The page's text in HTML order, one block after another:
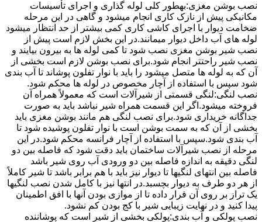
نصب بوشن مغزی:بهطور کلی لوله گذاری و اجرای تأسیسات
مکانیکی پیش از نازک کاری انجام میشود و گاهی در این مرحله
ضخامت دیوار با اجرای کاشی کاری کمی بیشتر از حد انتظار میشود
لوله های آب داخل دیوار میمانند.در این بخش لازم است پیش از
نصب شیر بوشن مغزی نصب شود تا کمی لوله ها به بیرون بیایند و
نصب شیر راحتتر انجام شود.برای نصب بوشن لازم است بخشی از
آن که به لوله ها متصل میشود را باید با نوار تفلون پوشاند تا آب بندی
شود سپس با استفاده از آچار مخصوص در لوله ها محکم شود.
نصب لنگی:لنگی قسمتی از شیرآلات است که معمولاً همراه آن
فروخته میشود.اگر این قسمت همراه شیر نباشد باید به صورت
جداگانه خریداری شود.برای نصب لنگی هم مانند بوشن مغزی باید
بخشی از آن که به سمت بوشن است با نوار تفلون پوشیده شود تا
آب بندی شود.سپس با استفاده از آچار فرانسه محکم شود.در این
مرحله از نصب شیرآلات ساختمان باید دقت شود که فاصله بین دو
لنگی دقیقه به اندازه فاصله بین دو ورودی آب روی شیر باشد
فاصله بین انتهای لنگیها تا دیوار نیز باید با هم برابر باشد تا شیر کاملاً
از هر دو طرف به دیوار بچسبد.در انتها نیز با کامل شدن نصب لنگیها
یک تراز بر روی آن قرار داده تا از موازی بودن آنها با افق اطمینان
پیدا کنید و در نهایت زیبایی شیر با کج بودن کم نشود.
نصب پولکی و آب بندی:پولکی بخشی از شیر است که پوشاننده